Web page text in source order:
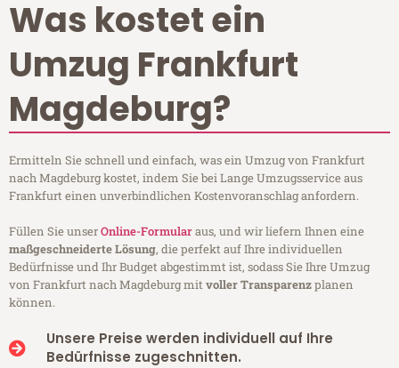
Was kostet ein
Umzug Frankfurt
Magdeburg?
Ermitteln Sie schnell und einfach, was ein Umzug von Frankfurt
nach Magdeburg kostet, indem Sie bei Lange Umzugsservice aus
Frankfurt einen unverbindlichen Kostenvoranschlag anfordern.
Füllen Sie unserOnline-Formularaus, und wir liefern Ihnen eine
maßgeschneiderte Lösung, die perfekt auf Ihre individuellen
Bedürfnisse und Ihr Budget abgestimmt ist, sodass Sie Ihre Umzug
von Frankfurt nach Magdeburg mitvoller Transparenzplanen
können.
Unsere Preise werden individuell auf Ihre
Bedürfnisse zugeschnitten.